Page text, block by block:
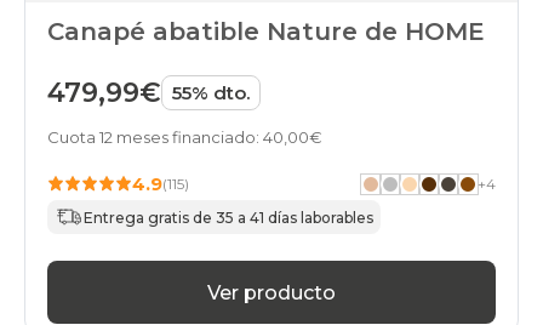
Canapé abatible Nature de HOME
479,99€ 55% dto.
Cuota 12 meses financiado: 40,00€
4.9(115) +4
Entrega gratis de 35 a 41 días laborables
Ver producto